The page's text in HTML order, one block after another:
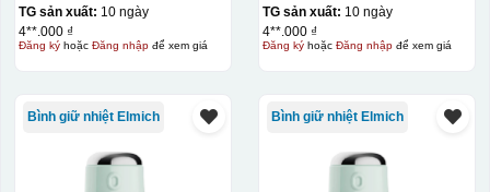
TG sản xuất: 10 ngày
4**.000 ₫
Đăng kýhoặc Đăng nhậpđể xem giá
TG sản xuất: 10 ngày
4**.000 ₫
Đăng kýhoặc Đăng nhậpđể xem giá
Bình giữ nhiệt Elmich Bình giữ nhiệt Elmich